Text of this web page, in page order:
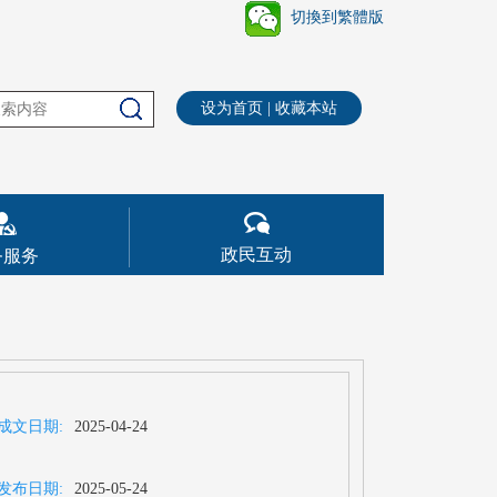
切換到繁體版
设为首页 收藏本站
务 政民互动
文日期: 2025-04-24
布日期: 2025-05-24